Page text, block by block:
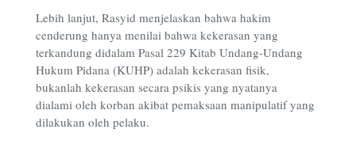
Lebih lanjut, Rasyid menjelaskan bahwa hakim
cenderung hanya menilai bahwa kekerasan yang
terkandung didalam Pasal 229 Kitab Undang-Undang
Hukum Pidana (KUHP) adalah kekerasan fisik,
bukanlah kekerasan secara psikis yang nyatanya
dialami oleh korban akibat pemaksaan manipulatif yang
dilakukan oleh pelaku.